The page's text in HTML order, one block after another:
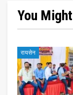
You
रायसेन